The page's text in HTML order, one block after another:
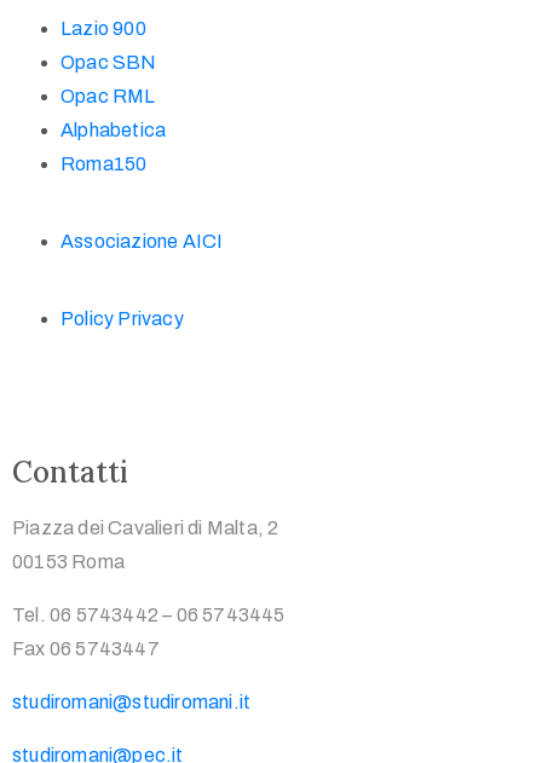
Lazio 900
Opac SBN
Opac RML
Alphabetica
Roma150
Associazione AICI
Policy Privacy
Contatti
Piazza dei Cavalieri di Malta, 2
00153 Roma
Tel. 06 5743442 – 06 5743445
Fax 06 5743447
studiromani@studiromani.it
studiromani@pec.it